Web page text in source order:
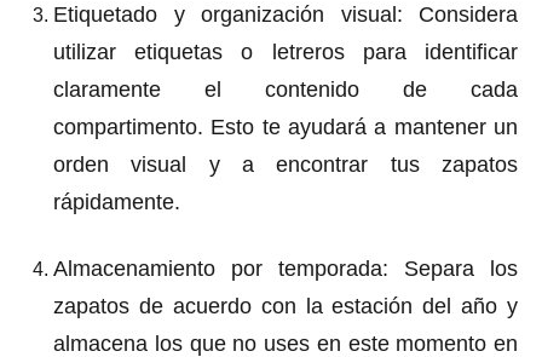
Etiquetado y organización visual: Considera
utilizar etiquetas o letreros para identificar
claramente el contenido de cada
compartimento. Esto te ayudará a mantener un
orden visual y a encontrar tus zapatos
rápidamente.
Almacenamiento por temporada: Separa los
zapatos de acuerdo con la estación del año y
almacena los que no uses en este momento en